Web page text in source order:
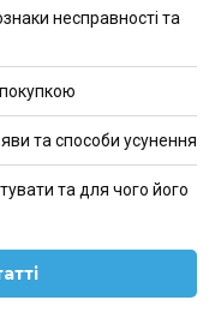
несправності та
та способи усунення
та для чого його